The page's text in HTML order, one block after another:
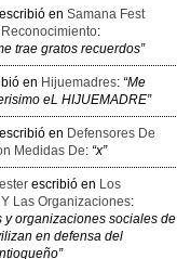
escribió en Samana Fest
:
trae gratos recuerdos”
en Hijuemadres: “Me
eL HIJUEMADRE”
escribió en Defensores De
Medidas De: “x”
escribió en Los
Las Organizaciones:
y organizaciones sociales de
en defensa del